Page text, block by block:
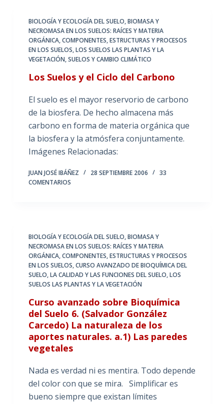
BIOLOGÍA Y ECOLOGÍA DEL SUELO,BIOMASA Y
NECROMASA EN LOS SUELOS: RAÍCES Y MATERIA
ORGÁNICA,COMPONENTES, ESTRUCTURAS Y PROCESOS
EN LOS SUELOS,LOS SUELOS LAS PLANTAS Y LA
VEGETACIÓN,SUELOS Y CAMBIO CLIMÁTICO
Los Suelos y el Ciclo del Carbono
El suelo es el mayor reservorio de carbono
de la biosfera. De hecho almacena más
carbono en forma de materia orgánica que
la biosfera y la atmósfera conjuntamente.
Imágenes Relacionadas:
JUAN JOSÉ IBÁÑEZ 28 SEPTIEMBRE 2006
33
COMENTARIOS
BIOLOGÍA Y ECOLOGÍA DEL SUELO,BIOMASA Y
NECROMASA EN LOS SUELOS: RAÍCES Y MATERIA
ORGÁNICA,COMPONENTES, ESTRUCTURAS Y PROCESOS
EN LOS SUELOS,CURSO AVANZADO DE BIOQUÍMICA DEL
SUELO,LA CALIDAD Y LAS FUNCIONES DEL SUELO,LOS
SUELOS LAS PLANTAS Y LA VEGETACIÓN
Curso avanzado sobre Bioquímica
del Suelo 6. (Salvador González
Carcedo) La naturaleza de los
aportes naturales. a.1) Las paredes
vegetales
Nada es verdad ni es mentira. Todo depende
del color con que se mira. Simplificar es
bueno siempre que existan límites